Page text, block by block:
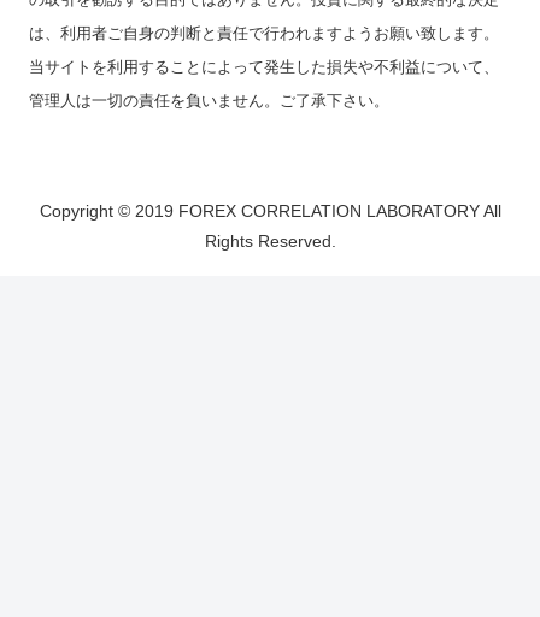
は、利用者ご自身の判断と責任で行われますようお願い致します。
当サイトを利用することによって発生した損失や不利益について、
管理人は一切の責任を負いません。ご了承下さい。
Copyright © 2019 FOREX CORRELATION LABORATORY All
Rights Reserved.